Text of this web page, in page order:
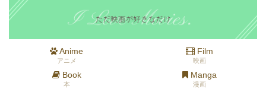
Anime
アニメ
Film
映画
Book
本
Manga
漫画